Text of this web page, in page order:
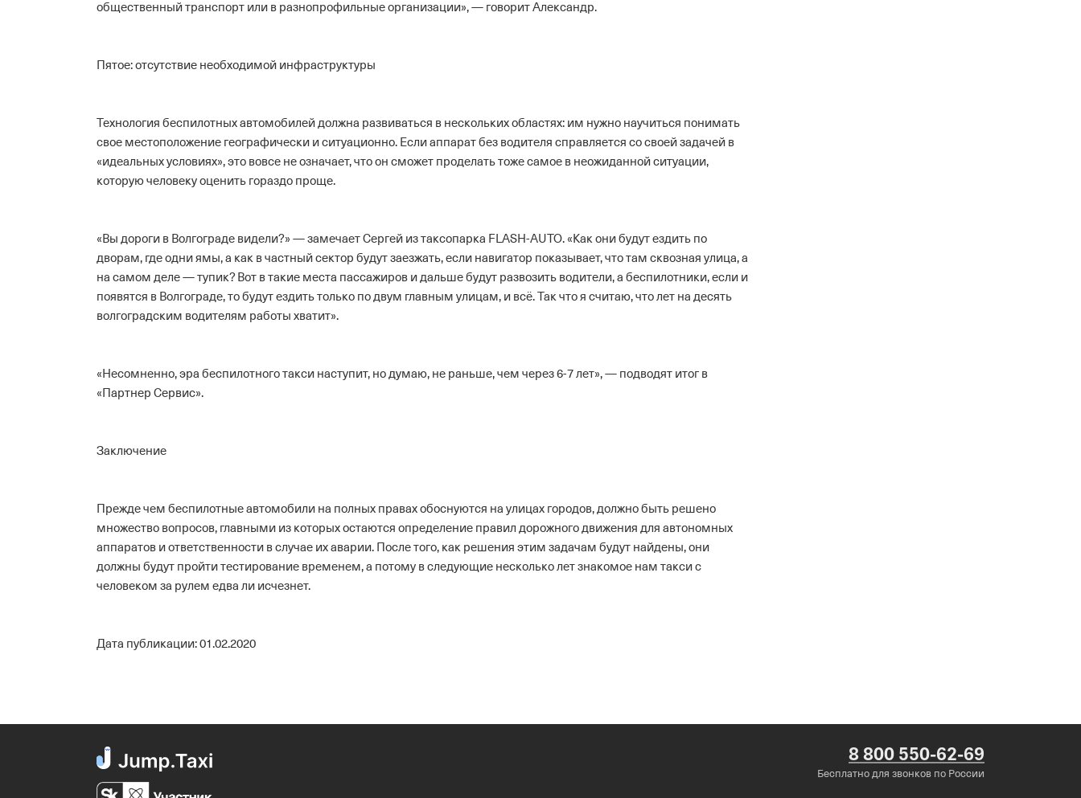
общественный транспорт или в разнопрофильные организации», — говорит Александр.
Пятое: отсутствие необходимой инфраструктуры
Технология беспилотных автомобилей должна развиваться в нескольких областях: им нужно научиться понимать
свое местоположение географически и ситуационно. Если аппарат без водителя справляется со своей задачей в
«идеальных условиях», это вовсе не означает, что он сможет проделать тоже самое в неожиданной ситуации,
которую человеку оценить гораздо проще.
«Вы дороги в Волгограде видели?» — замечает Сергей из таксопарка FLASH-AUTO. «Как они будут ездить по
дворам, где одни ямы, а как в частный сектор будут заезжать, если навигатор показывает, что там сквозная улица, а
на самом деле — тупик? Вот в такие места пассажиров и дальше будут развозить водители, а беспилотники, если и
появятся в Волгограде, то будут ездить только по двум главным улицам, и всё. Так что я считаю, что лет на десять
волгоградским водителям работы хватит».
«Несомненно, эра беспилотного такси наступит, но думаю, не раньше, чем через 6-7 лет», — подводят итог в
«Партнер Сервис».
Заключение
Прежде чем беспилотные автомобили на полных правах обоснуются на улицах городов, должно быть решено
множество вопросов, главными из которых остаются определение правил дорожного движения для автономных
аппаратов и ответственности в случае их аварии. После того, как решения этим задачам будут найдены, они
должны будут пройти тестирование временем, а потому в следующие несколько лет знакомое нам такси с
человеком за рулем едва ли исчезнет.
Дата публикации: 01.02.2020
8 800 550-62-69
Бесплатно для звонков по России